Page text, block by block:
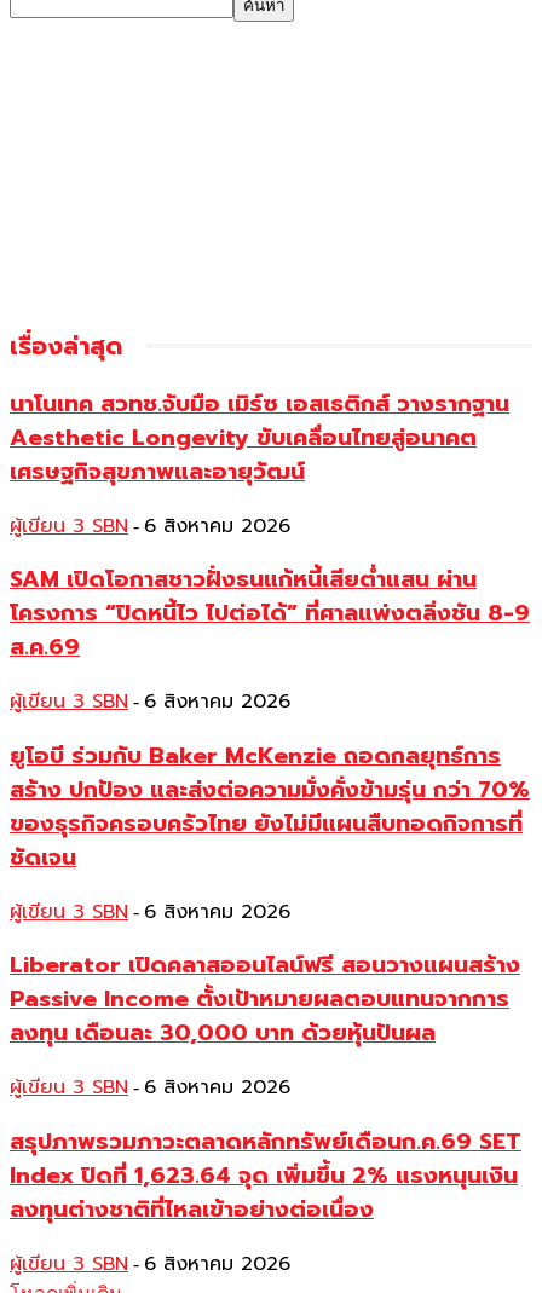
เรื่องล่าสุด
นาโนเทค สวทช.จับมือ เมิร์ซ เอสเธติกส์ วางรากฐาน
Aesthetic Longevity ขับเคลื่อนไทยสู่อนาคต
เศรษฐกิจสุขภาพและอายุวัฒน์
ผู้เขียน 3 SBN - 6 สิงหาคม 2026
SAM เปิดโอกาสชาวฝั่งธนแก้หนี้เสียต่ำแสน ผ่าน
โครงการ “ปิดหนี้ไว ไปต่อได้” ที่ศาลแพ่งตลิ่งชัน 8-9
ส.ค.69
ผู้เขียน 3 SBN - 6 สิงหาคม 2026
ยูโอบี ร่วมกับ Baker McKenzie ถอดกลยุทธ์การ
สร้าง ปกป้อง และส่งต่อความมั่งคั่งข้ามรุ่น กว่า 70%
ของธุรกิจครอบครัวไทย ยังไม่มีแผนสืบทอดกิจการที่
ชัดเจน
ผู้เขียน 3 SBN - 6 สิงหาคม 2026
Liberator เปิดคลาสออนไลน์ฟรี สอนวางแผนสร้าง
Passive Income ตั้งเป้าหมายผลตอบแทนจากการ
ลงทุน เดือนละ 30,000 บาท ด้วยหุ้นปันผล
ผู้เขียน 3 SBN - 6 สิงหาคม 2026
สรุปภาพรวมภาวะตลาดหลักทรัพย์เดือนก.ค.69 SET
Index ปิดที่ 1,623.64 จุด เพิ่มขึ้น 2% แรงหนุนเงิน
ลงทุนต่างชาติที่ไหลเข้าอย่างต่อเนื่อง
ผู้เขียน 3 SBN - 6 สิงหาคม 2026